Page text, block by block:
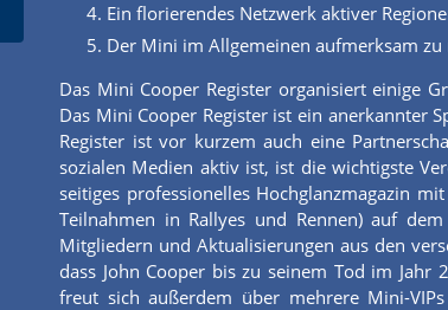
Ein florierendes Netzwerk aktiver
Der Mini im Allgemeinen aufmerksam
Das Mini Cooper Register organisiert einige
Das Mini Cooper Register ist ein anerkannter
Register ist vor kurzem auch eine
sozialen Medien aktiv ist, ist die wichtigste
seitiges professionelles Hochglanzmagazin
Teilnahmen in Rallyes und Rennen) auf
Mitgliedern und Aktualisierungen aus den
dass John Cooper bis zu seinem Tod im
freut sich außerdem über mehrere Mini-